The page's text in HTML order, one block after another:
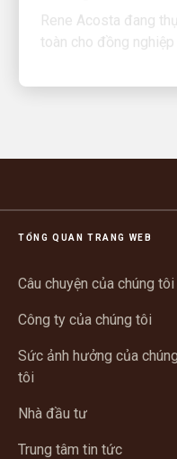
toàn cho đồng nghiệp
TỔNG QUAN TRANG WEB
Câu chuyện của chúng tôi
Công ty của chúng tôi
Sức ảnh hưởng của chúng
tôi
Nhà đầu tư
Trung tâm tin tức